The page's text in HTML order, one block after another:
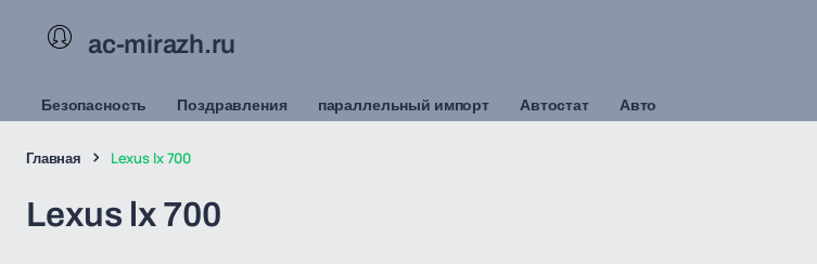
ac-mirazh.ru
Безопасность Поздравления параллельный импорт Автостат Авто
Главная Lexus lx 700
Lexus lx 700